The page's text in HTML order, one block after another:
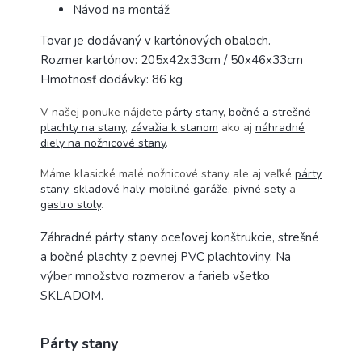
Návod na montáž
Tovar je dodávaný v kartónových obaloch.
Rozmer kartónov: 205x42x33cm / 50x46x33cm
Hmotnosť dodávky: 86 kg
V našej ponuke nájdete párty stany, bočné a strešné
plachty na stany, závažia k stanom ako aj náhradné
diely na nožnicové stany.
Máme klasické malé nožnicové stany ale aj veľké párty
stany, skladové haly, mobilné garáže, pivné sety a
gastro stoly.
Záhradné párty stany oceľovej konštrukcie, strešné
a bočné plachty z pevnej PVC plachtoviny. Na
výber množstvo rozmerov a farieb všetko
SKLADOM.
Párty stany